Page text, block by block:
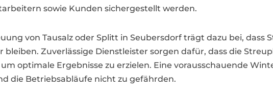
sowie Kunden sichergestellt werden.
von Tausalz oder Splitt in Seubersdorf trägt dazu bei,
bleiben. Zuverlässige Dienstleister sorgen dafür, dass die
optimale Ergebnisse zu erzielen. Eine vorausschauende
die Betriebsabläufe nicht zu gefährden.